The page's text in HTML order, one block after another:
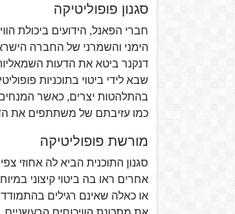
סגנון פופוליטיקה
חברי הפאנל, הידועים ביכולת
דנקנר ביטא את הדעות
שבא לידי ביטוי בתוכניות
בהתלהטות יצרים, כאשר המנחים
כמו עזיבתם של משתתפים את
מורשת פופוליטיקה
סגנון התוכנית הביא לה אחוזי
אחרים ראו בה ביטוי קיצוני
או כאלה שאינם רגילים